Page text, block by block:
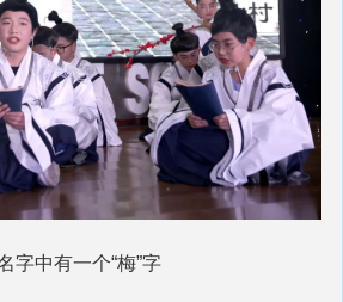
字中有一个“梅”字